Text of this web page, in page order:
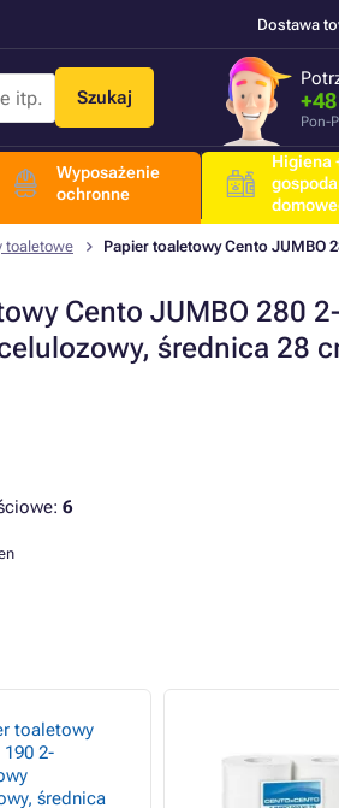
Dostawa
Szukaj
Pon-
Wyposażenie
ochronne
Higiena
toaletowe Papier toaletowy Cento JUMBO
Cento JUMBO 280 2-
średnica 28
6